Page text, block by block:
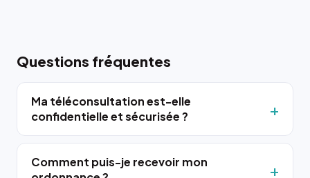
Questions fréquentes
Ma téléconsultation est-elle
confidentielle et sécurisée ?
Comment puis-je recevoir mon